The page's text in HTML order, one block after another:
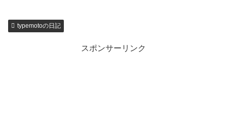
typemotoの日記
スポンサーリンク